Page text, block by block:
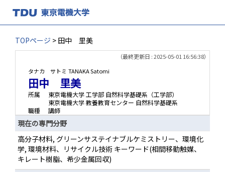
TOPページ > 田中 里美
（最終更新日 : 2025-05-01 16:56:38）
タナカ サトミ TANAKA Satomi
田中 里美
所属
東京電機大学 工学部 自然科学基礎系（工学部）
東京電機大学 教養教育センター 自然科学基礎系
職種
講師
現在の専門分野
高分子材料, グリーンサステイナブルケミストリー、環境化
学, 環境材料、リサイクル技術 キーワード(相間移動触媒、
キレート樹脂、希少金属回収)